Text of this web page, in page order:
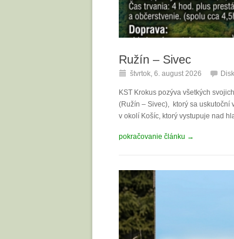
Ružín – Sivec
štvrtok, 6. august 2026
KST Krokus pozýva všetkých
(Ružín – Sivec), ktorý sa uskutoční
v okolí Košíc, ktorý vystupuje nad
pokračovanie článku →